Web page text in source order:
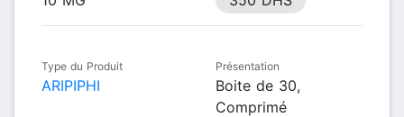
Type du Produit
ARIPIPHI
Présentation
Boite de 30,
Comprimé